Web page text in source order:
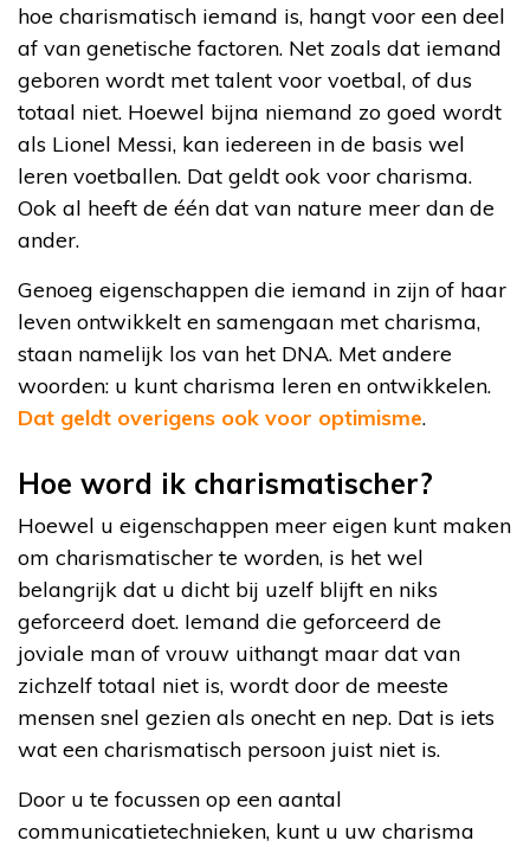
hoe charismatisch iemand is, hangt voor een deel
af van genetische factoren. Net zoals dat iemand
geboren wordt met talent voor voetbal, of dus
totaal niet. Hoewel bijna niemand zo goed wordt
als Lionel Messi, kan iedereen in de basis wel
leren voetballen. Dat geldt ook voor charisma.
Ook al heeft de één dat van nature meer dan de
ander.
Genoeg eigenschappen die iemand in zijn of haar
leven ontwikkelt en samengaan met charisma,
staan namelijk los van het DNA. Met andere
woorden: u kunt charisma leren en ontwikkelen.
Dat geldt overigens ook voor optimisme.
Hoe word ik charismatischer?
Hoewel u eigenschappen meer eigen kunt maken
om charismatischer te worden, is het wel
belangrijk dat u dicht bij uzelf blijft en niks
geforceerd doet. Iemand die geforceerd de
joviale man of vrouw uithangt maar dat van
zichzelf totaal niet is, wordt door de meeste
mensen snel gezien als onecht en nep. Dat is iets
wat een charismatisch persoon juist niet is.
Door u te focussen op een aantal
communicatietechnieken, kunt u uw charisma